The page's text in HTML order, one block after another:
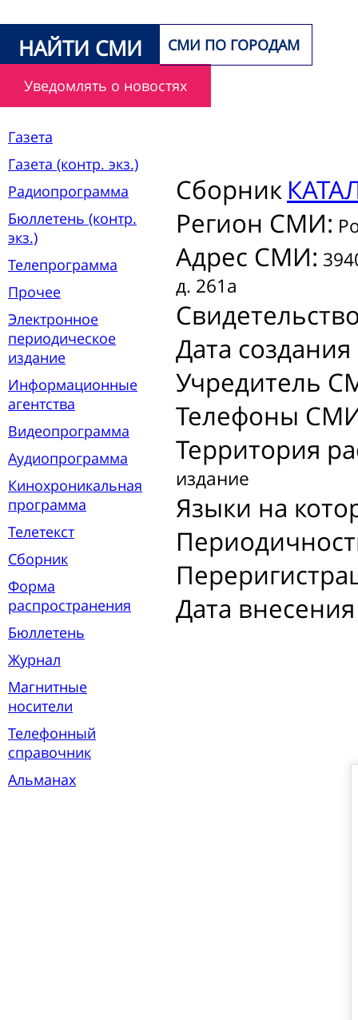
НАЙТИ СМИ СМИ ПО ГОРОДАМ
Уведомлять о новостях
Газета
Газета (контр. экз.)
Радиопрограмма
Бюллетень (контр.
экз.)
Телепрограмма
Прочее
Электронное
периодическое
издание
Информационные
агентства
Видеопрограмма
Аудиопрограмма
Кинохроникальная
программа
Телетекст
Сборник
Форма
распространения
Бюллетень
Журнал
Магнитные
носители
Телефонный
справочник
Альманах
Сборник
Регион СМИ:
Адрес СМИ:
д. 261а
Дата
Учредитель
Телефоны
Территория
издание
Языки на
Дата